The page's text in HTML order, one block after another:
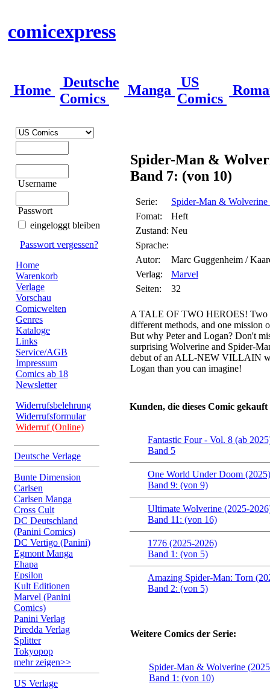
comicexpress
Home
Deutsche
Comics
Manga
US
Comics
Username
Passwort
eingeloggt bleiben
Passwort vergessen?
Home
Warenkorb
Verlage
Vorschau
Comicwelten
Genres
Kataloge
Links
Service/AGB
Impressum
Comics ab 18
Newsletter
Widerrufsbelehrung
Widerrufsformular
Widerruf (Online)
Deutsche Verlage
Bunte Dimension
Carlsen
Carlsen Manga
Cross Cult
DC Deutschland
(Panini Comics)
DC Vertigo (Panini)
Egmont Manga
Ehapa
Epsilon
Kult Editionen
Marvel (Panini
Comics)
Panini Verlag
Piredda Verlag
Splitter
Tokyopop
mehr zeigen>>
US Verlage
Spider-Man &
Band 7: (von 10)
Serie:
Spider-Man & Wolverine
Fomat:
Heft
Zustand: Neu
Sprache:
Autor:
Marc Guggenheim /
Verlag:
Marvel
Seiten:
32
A TALE OF TWO HEROES! Two
different methods, and one mission
But why Peter and Logan? Don't
surprising Wolverine and Spider-
debut of an ALL-NEW VILLAIN
Logan than you can imagine!
Kunden, die dieses Comic
Fantastic Four - Vol. 8 (ab
Band 5
One World Under Doom (2025)
Band 9: (von 9)
Ultimate Wolverine (2025-
Band 11: (von 16)
1776 (2025-2026)
Band 1: (von 5)
Amazing Spider-Man: Torn
Band 2: (von 5)
Weitere Comics der Serie:
Spider-Man & Wolverine
Band 1: (von 10)